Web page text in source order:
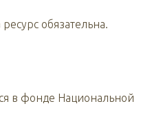
обязательна.
в фонде Национальной